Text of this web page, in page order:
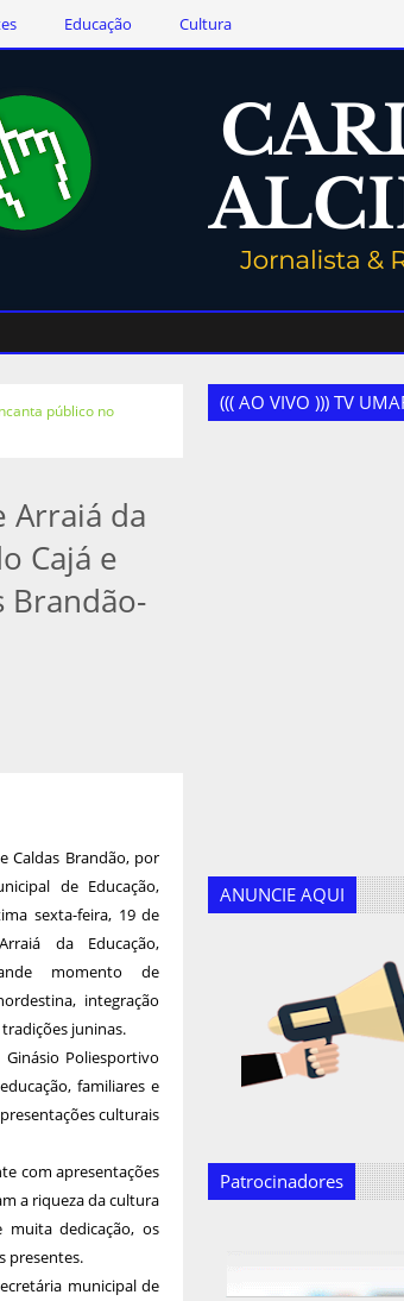
Educação Cultura
público no
Arraiá da
Cajá e
Brandão-
Caldas Brandão, por
de Educação,
sexta-feira, 19 de
da Educação,
momento de
integração
juninas.
Poliesportivo
familiares e
culturais
com apresentações
a riqueza da cultura
muita dedicação, os
presentes.
municipal de
((( AO VIVO ))) TV
ANUNCIE AQUI
Patrocinadores